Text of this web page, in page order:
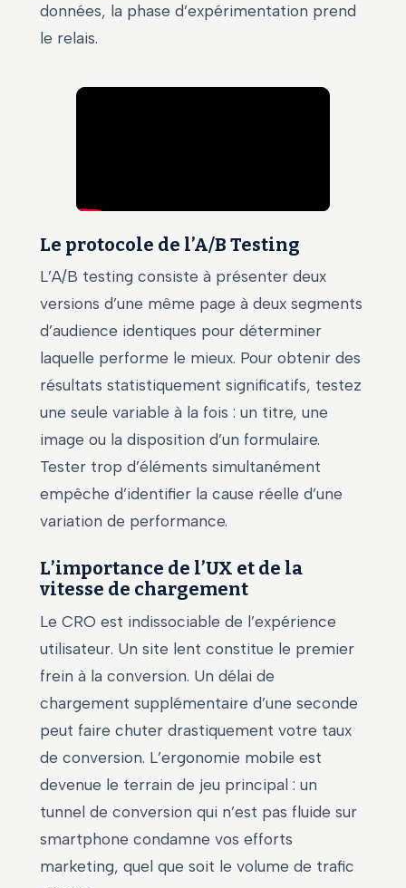
données, la phase d’expérimentation prend
le relais.
Le protocole de l’A/B Testing
L’A/B testing consiste à présenter deux
versions d’une même page à deux segments
d’audience identiques pour déterminer
laquelle performe le mieux. Pour obtenir des
résultats statistiquement significatifs, testez
une seule variable à la fois : un titre, une
image ou la disposition d’un formulaire.
Tester trop d’éléments simultanément
empêche d’identifier la cause réelle d’une
variation de performance.
L’importance de l’UX et de la
vitesse de chargement
Le CRO est indissociable de l’expérience
utilisateur. Un site lent constitue le premier
frein à la conversion. Un délai de
chargement supplémentaire d’une seconde
peut faire chuter drastiquement votre taux
de conversion. L’ergonomie mobile est
devenue le terrain de jeu principal : un
tunnel de conversion qui n’est pas fluide sur
smartphone condamne vos efforts
marketing, quel que soit le volume de trafic